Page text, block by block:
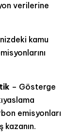
verilerine
kamu
– Gösterge
emisyonları
kazanın.